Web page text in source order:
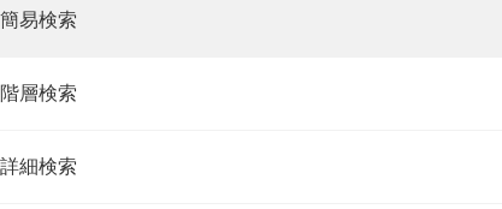
簡易検索
階層検索
詳細検索